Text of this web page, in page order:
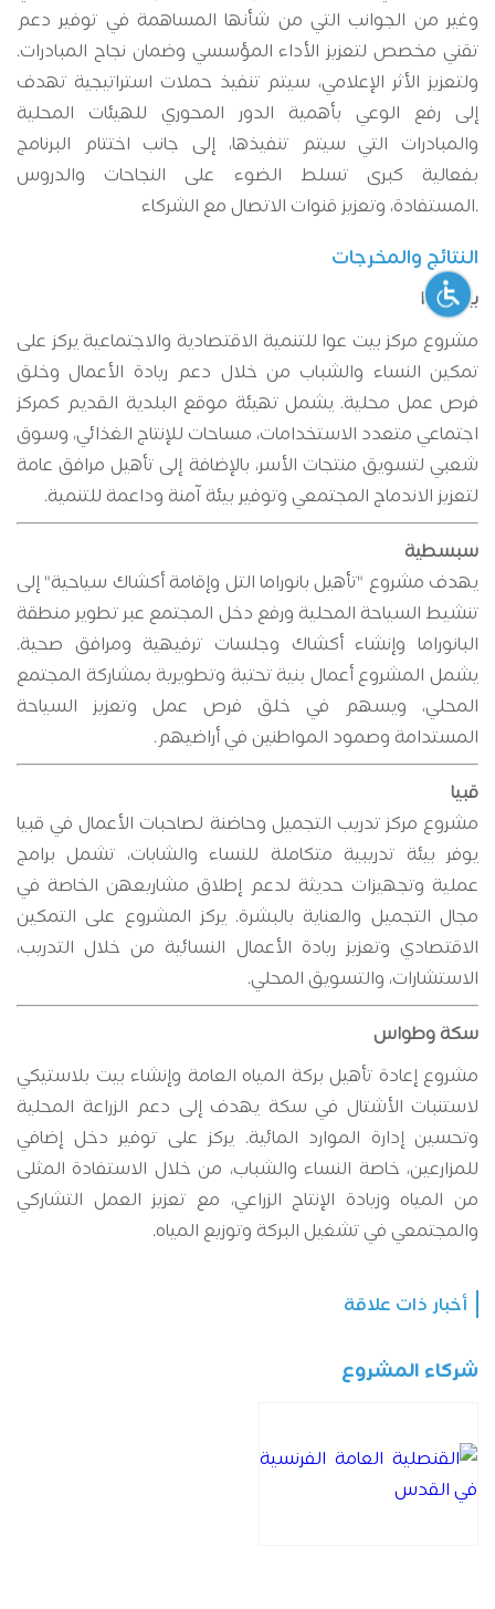
وغير من الجوانب التي من شأنها المساهمة في توفير دعم
تقني مخصص لتعزيز الأداء المؤسسي وضمان نجاح المبادرات.
ولتعزيز الأثر الإعلامي، سيتم تنفيذ حملات استراتيجية تهدف
إلى رفع الوعي بأهمية الدور المحوري للهيئات المحلية
والمبادرات التي سيتم تنفيذها، إلى جانب اختتام البرنامج
بفعالية كبرى تسلط الضوء على النجاحات والدروس
المستفادة، وتعزيز قنوات الاتصال مع الشركاء.
النتائج والمخرجات
بيت عوا
مشروع مركز بيت عوا للتنمية الاقتصادية والاجتماعية يركز على
تمكين النساء والشباب من خلال دعم ريادة الأعمال وخلق
فرص عمل محلية. يشمل تهيئة موقع البلدية القديم كمركز
اجتماعي متعدد الاستخدامات، مساحات للإنتاج الغذائي، وسوق
شعبي لتسويق منتجات الأسر، بالإضافة إلى تأهيل مرافق عامة
لتعزيز الاندماج المجتمعي وتوفير بيئة آمنة وداعمة للتنمية.
سبسطية
يهدف مشروع "تأهيل بانوراما التل وإقامة أكشاك سياحية" إلى
تنشيط السياحة المحلية ورفع دخل المجتمع عبر تطوير منطقة
البانوراما وإنشاء أكشاك وجلسات ترفيهية ومرافق صحية.
يشمل المشروع أعمال بنية تحتية وتطويرية بمشاركة المجتمع
المحلي، ويسهم في خلق فرص عمل وتعزيز السياحة
المستدامة وصمود المواطنين في أراضيهم.
قبيا
مشروع مركز تدريب التجميل وحاضنة لصاحبات الأعمال في قبيا
يوفر بيئة تدريبية متكاملة للنساء والشابات، تشمل برامج
عملية وتجهيزات حديثة لدعم إطلاق مشاريعهن الخاصة في
مجال التجميل والعناية بالبشرة. يركز المشروع على التمكين
الاقتصادي وتعزيز ريادة الأعمال النسائية من خلال التدريب،
الاستشارات، والتسويق المحلي.
سكة وطواس
مشروع إعادة تأهيل بركة المياه العامة وإنشاء بيت بلاستيكي
لاستنبات الأشتال في سكة يهدف إلى دعم الزراعة المحلية
وتحسين إدارة الموارد المائية. يركز على توفير دخل إضافي
للمزارعين، خاصة النساء والشباب، من خلال الاستفادة المثلى
من المياه وزيادة الإنتاج الزراعي، مع تعزيز العمل التشاركي
والمجتمعي في تشغيل البركة وتوزيع المياه.
أخبار ذات علاقة
شركاء المشروع
الفرنسية في القدس